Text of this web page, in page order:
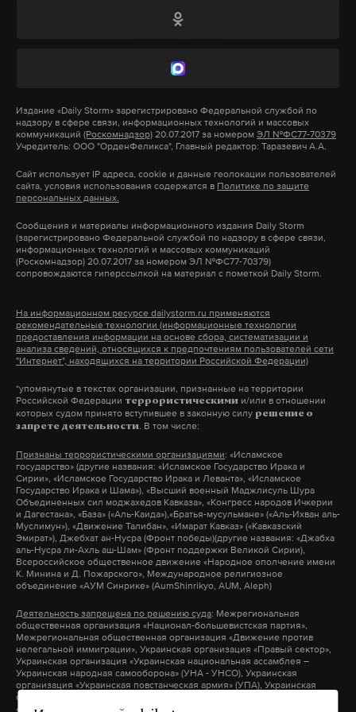
«Касательно этого случая: необходимо
числа иностранных граждан на соблюдение
трудового и миграционного
незаконно пребывающих принять меры к
депортации»,— сказала пресс-секретарь ЛДПР
Элеонора Кавшар.
Она добавила, что проведение проверки по факту
необходимо привлечь к уголовной
ответственности.
Подпишитесь на Daily Storm вMAX. Он
работает там, где тормозит интернет.
А еще мы есть вTelegram, ДзениVK
Макс Telegram
Дзен VK
# ленобласть #ленинградская область # драка
Издание «Daily Storm» зарегистрировано Федеральной службой по
надзору в сфере связи, информационных технологий и массовых
коммуникаций (Роскомнадзор) 20.07.2017 за номером ЭЛ №ФС77-70379
Учредитель: ООО "ОрденФеликса", Главный редактор: Таразевич А.А.
Сайт использует IP адреса, cookie и данные геолокации пользователей
сайта, условия использования содержатся в Политике по защите
персональных данных.
Сообщения и материалы информационного издания Daily Storm
(зарегистрировано Федеральной службой по надзору в сфере связи,
информационных технологий и массовых коммуникаций
(Роскомнадзор) 20.07.2017 за номером ЭЛ №ФС77-70379)
сопровождаются гиперссылкой на материал с пометкой Daily Storm.
На информационном ресурсе dailystorm.ru применяются
рекомендательные технологии (информационные технологии
предоставления информации на основе сбора, систематизации и
анализа сведений, относящихся к предпочтениям пользователей сети
"Интернет", находящихся на территории Российской Федерации)
*упомянутые в текстах организации, признанные на территории
Российской Федерации террористическими и/или в отношении
которых судом принято вступившее в законную силу решение о
запрете деятельности. В том числе:
Признаны террористическими организациями: «Исламское
государство» (другие названия: «Исламское Государство Ирака и
Сирии», «Исламское Государство Ирака и Леванта», «Исламское
Государство Ирака и Шама»), «Высший военный Маджлисуль Шура
Объединенных сил моджахедов Кавказа», «Конгресс народов Ичкерии
и Дагестана», «База» («Аль-Каида»),«Братья-мусульмане» («Аль-Ихван аль-
Муслимун»), «Движение Талибан», «Имарат Кавказ» («Кавказский
Эмират»), Джебхат ан-Нусра (Фронт победы)(другие названия: «Джабха
аль-Нусра ли-Ахль аш-Шам» (Фронт поддержки Великой Сирии),
Всероссийское общественное движение «Народное ополчение имени
К. Минина и Д. Пожарского», Международное религиозное
объединение «АУМ Синрике» (AumShinrikyo, AUM, Aleph)
Деятельность запрещена по решению суда: Межрегиональная
общественная организация «Национал-большевистская партия»,
Межрегиональная общественная организация «Движение против
нелегальной иммиграции», Украинская организация «Правый сектор»,
Украинская организация «Украинская национальная ассамблея –
Украинская народная самооборона» (УНА - УНСО), Украинская
организация «Украинская повстанческая армия» (УПА), Украинская
организация «Тризуб им. Степана Бандеры», Украинская организация
«Братство», Межрегиональное общественное объединение –